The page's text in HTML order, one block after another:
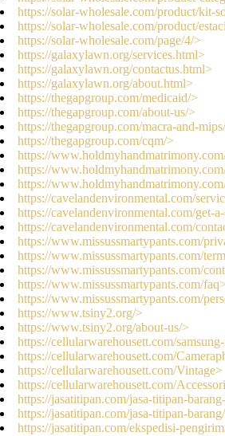
https://solar-wholesale.com/product/kit-
https://solar-wholesale.com/product/
https://solar-wholesale.com/page/4/>
https://galaxylawn.org/services.html>
https://galaxylawn.org/contactus.html>
https://galaxylawn.org/about.html>
https://thegapgroup.com/medicaid/>
https://thegapgroup.com/about-us/>
https://thegapgroup.com/macra-and-
https://thegapgroup.com/cqm/>
https://
https://
https://
https://cavelandenvironmental.com/
https://cavelandenvironmental.com/get-
https://cavelandenvironmental.com/
https://www.missussmartypants.com/
https://www.missussmartypants.com/
https://www.missussmartypants.com/
https://www.missussmartypants.com/faq>
https://www.missussmartypants.com/
https://www.tsiny2.org/>
https://www.tsiny2.org/about-us/>
https://cellularwarehousett.com/
https://cellularwarehousett.com/
https://cellularwarehousett.com/Vintage>
https://cellularwarehousett.com/
https://jasatitipan.com/jasa-titipan-
https://jasatitipan.com/jasa-titipan-
https://jasatitipan.com/ekspedisi-